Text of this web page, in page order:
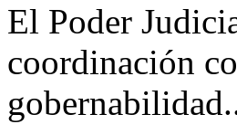
El Poder
coordinación